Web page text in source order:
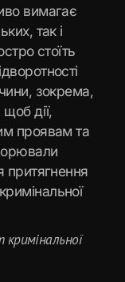
вимагає
так і
стоїть
зокрема,
дії,
проявам та
притягнення